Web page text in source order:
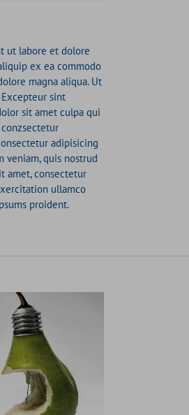
ut labore et dolore
ex ea commodo
magna aliqua. Ut
sint
sit amet culpa qui
adipisicing
veniam, quis nostrud
amet, consectetur
ullamco
proident.